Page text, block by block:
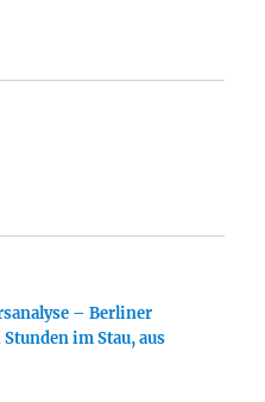
– Berliner
im Stau, aus